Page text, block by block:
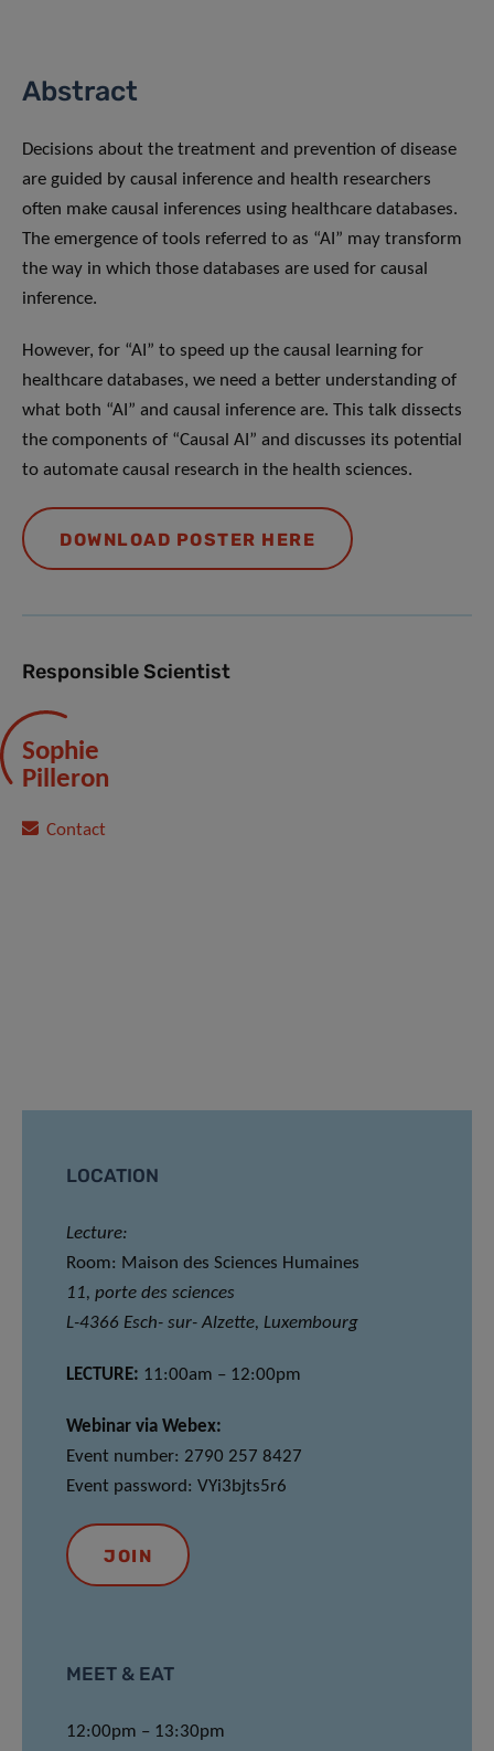
Abstract
Decisions about the treatment and prevention of disease
are guided by causal inference and health researchers
often make causal inferences using healthcare databases.
The emergence of tools referred to as “AI” may transform
the way in which those databases are used for causal
inference.
However, for “AI” to speed up the causal learning for
healthcare databases, we need a better understanding of
what both “AI” and causal inference are. This talk dissects
the components of “Causal AI” and discusses its potential
to automate causal research in the health sciences.
DOWNLOAD POSTER HERE
Responsible Scientist
Sophie
Pilleron
Contact
LOCATION
Lecture:
Room: Maison des Sciences Humaines
11, porte des sciences
L-4366 Esch- sur- Alzette, Luxembourg
LECTURE: 11:00am – 12:00pm
Webinar via Webex:
Event number: 2790 257 8427
Event password: VYi3bjts5r6
JOIN
MEET & EAT
12:00pm – 13:30pm